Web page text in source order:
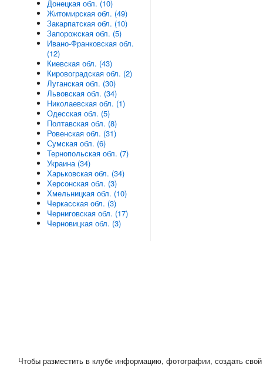
Донецкая обл. (10)
Житомирская обл. (49)
Закарпатская обл. (10)
Запорожская обл. (5)
Ивано-Франковская обл.
(12)
Киевская обл. (43)
Кировоградская обл. (2)
Луганская обл. (30)
Львовская обл. (34)
Николаевская обл. (1)
Одесская обл. (5)
Полтавская обл. (8)
Ровенская обл. (31)
Сумская обл. (6)
Тернопольская обл. (7)
Украина (34)
Харьковская обл. (34)
Херсонская обл. (3)
Хмельницкая обл. (10)
Черкасская обл. (3)
Черниговская обл. (17)
Черновицкая обл. (3)
Чтобы разместить в клубе информацию, фотографии, создать свой